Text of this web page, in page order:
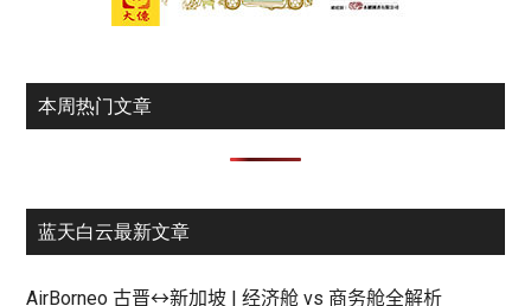
本周热门文章
蓝天白云最新文章
AirBorneo 古晋↔新加坡 | 经济舱 vs 商务舱全解析